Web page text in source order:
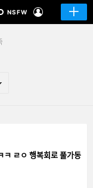
NSFW
ㅋ ㄹㅇ 행복회로 풀가동